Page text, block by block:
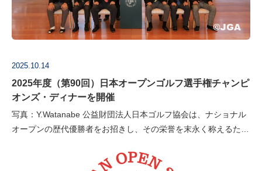
2025.10.14
2025年度（第90回）日本オープンゴルフ選手権チャンピ
オンズ・ディナーを開催
写真：Y.Watanabe 公益財団法人日本ゴルフ協会は、ナショナル
オープンの歴代優勝者をお招きし、その栄誉を末永く称えるため